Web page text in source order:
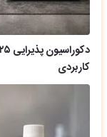
کاربردی